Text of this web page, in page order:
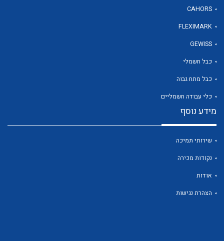
CAHORS
FLEXIMARK
GEWISS
כבל חשמלי
כבל מתח גבוה
כלי עבודה חשמליים
מידע נוסף
שירותי תמיכה
נקודות מכירה
אודות
הצהרת נגישות